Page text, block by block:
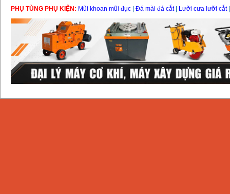
PHỤ TÙNG PHỤ KIỆN: Mũi khoan mũi đục Đá mài đá cắt| Lưỡi cưa lưỡi cắt